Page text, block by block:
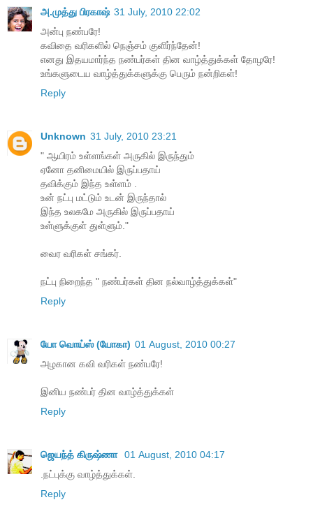
அ.முத்து பிரகாஷ் 31 July, 2010 22:02
அன்பு நண்பரே!
கவிதை வரிகளில் நெஞ்சம் குளிர்ந்தேன்!
எனது இதயமார்ந்த நண்பர்கள் தின வாழ்த்துக்கள் தோழரே!
உங்களுடைய வாழ்த்துக்களுக்கு பெரும் நன்றிகள்!
Reply
Unknown 31 July, 2010 23:21
" ஆயிரம் உள்ளங்கள் அருகில் இருந்தும்
ஏனோ தனிமையில் இருப்பதாய்
தவிக்கும் இந்த உள்ளம் .
உன் நட்பு மட்டும் உடன் இருந்தால்
இந்த உலகமே அருகில் இருப்பதாய்
உள்ளுக்குள் துள்ளும்."
வைர வரிகள் சங்கர்.
நட்பு நிறைந்த " நண்பர்கள் தின நல்வாழ்த்துக்கள்"
Reply
யோ வொய்ஸ் (யோகா) 01 August, 2010 00:27
அழகான கவி வரிகள் நண்பரே!
இனிய நண்பர் தின வாழ்த்துக்கள்
Reply
ஜெயந்த் கிருஷ்ணா 01 August, 2010 04:17
.நட்புக்கு வாழ்த்துக்கள்.
Reply